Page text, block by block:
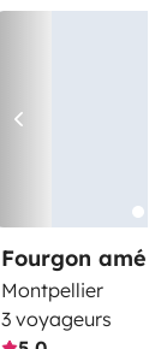
Fourgon
Montpellier
3 voyageurs